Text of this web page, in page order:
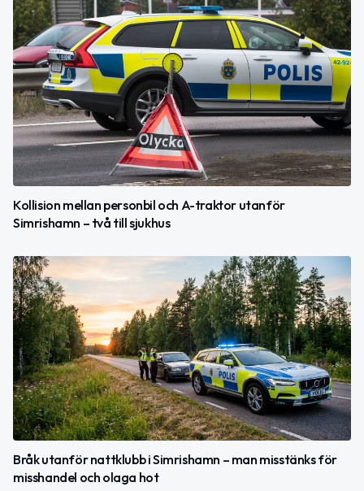
Kollision mellan personbil och A-traktor utanför
Simrishamn – två till sjukhus
Bråk utanför nattklubb i Simrishamn – man misstänks för
misshandel och olaga hot